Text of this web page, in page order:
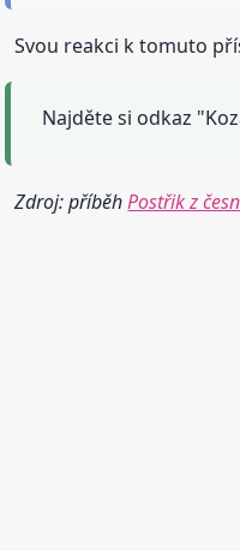
Svou reakci k tomuto
Najděte si odkaz
Zdroj: příběhPostřik z